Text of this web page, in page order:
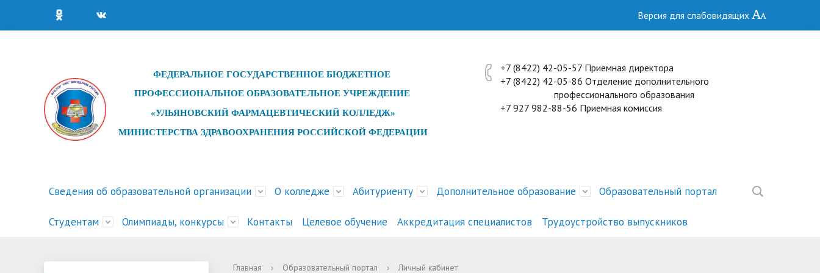
Версия для слабовидящих
ФЕДЕРАЛЬНОЕ ГОСУДАРСТВЕННОЕ БЮДЖЕТНОЕ
ПРОФЕССИОНАЛЬНОЕ ОБРАЗОВАТЕЛЬНОЕ УЧРЕЖДЕНИЕ
«УЛЬЯНОВСКИЙ ФАРМАЦЕВТИЧЕСКИЙ КОЛЛЕДЖ»
МИНИСТЕРСТВА ЗДРАВООХРАНЕНИЯ РОССИЙСКОЙ ФЕДЕРАЦИИ
+7 (8422) 42-05-57 Приемная директора
+7 (8422) 42-05-86 Отделение дополнительного
профессионального образования
+7 927 982-88-56 Приемная комиссия
Сведения об образовательной организации
Структура и органы управления
Документы
О колледже
Новости История
Абитуриенту
Статистика поданных заявлений Психологическое тестирование
Дополнительное образование
Обучение специалистов с
Перечень платных услуг
Образовательный портал
Студентам
Расписание занятий Расписание экзаменов
Олимпиады, конкурсы
Олимпиады, конкурсы, конференции Мероприятия Совета директоров
Контакты Целевое обучение Аккредитация специалистов Трудоустройство выпускников
Главная › Образовательный портал › Личный кабинет